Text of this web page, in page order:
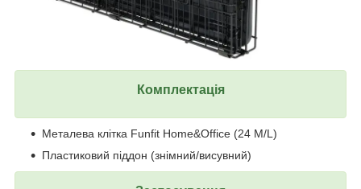
Комплектація
Металева клітка Funfit Home&Office (24 M/L)
Пластиковий піддон (знімний/висувний)